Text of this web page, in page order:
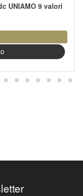
UNIAMO 9 valori